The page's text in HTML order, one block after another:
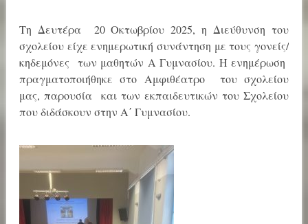
Τη Δευτέρα 20 Οκτωβρίου 2025, η Διεύθυνση του
σχολείου είχε ενημερωτική συνάντηση με τους γονείς/
κηδεμόνες των μαθητών Α Γυμνασίου. Η ενημέρωση
πραγματοποιήθηκε στο Αμφιθέατρο του σχολείου
μας, παρουσία και των εκπαιδευτικών του Σχολείου
που διδάσκουν στην Α΄ Γυμνασίου.